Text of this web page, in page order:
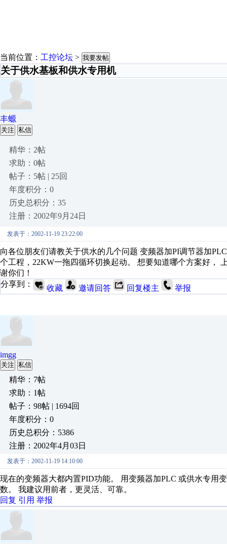
当前位置： 工控论坛 > 我要发帖
关于供水基板和供水专用机
丰螈
关注 私信
精华：2帖
求助：0帖
帖子：5帖 | 25回
年度积分：0
历史总积分：35
注册：2002年9月24日
发表于：2002-11-19 23:22:00
向各位朋友们请教关于供水的几个问题 变频器加PI调节器加
个工程，22KW一拖四循环切换起动。 想要知道哪个方案好，
谢你们！
分享到：
收藏 邀请回答 回复楼主 举报
imgg
关注 私信
精华：7帖
求助：1帖
帖子：98帖 | 1694回
年度积分：0
历史总积分：5386
注册：2002年4月03日
发表于：2002-11-19 14:10:00
现在的变频器大都内置PID功能。 用变频器加PLC 或供水专用
数。 我建议用前者，更灵活、可靠。
回复 引用 举报